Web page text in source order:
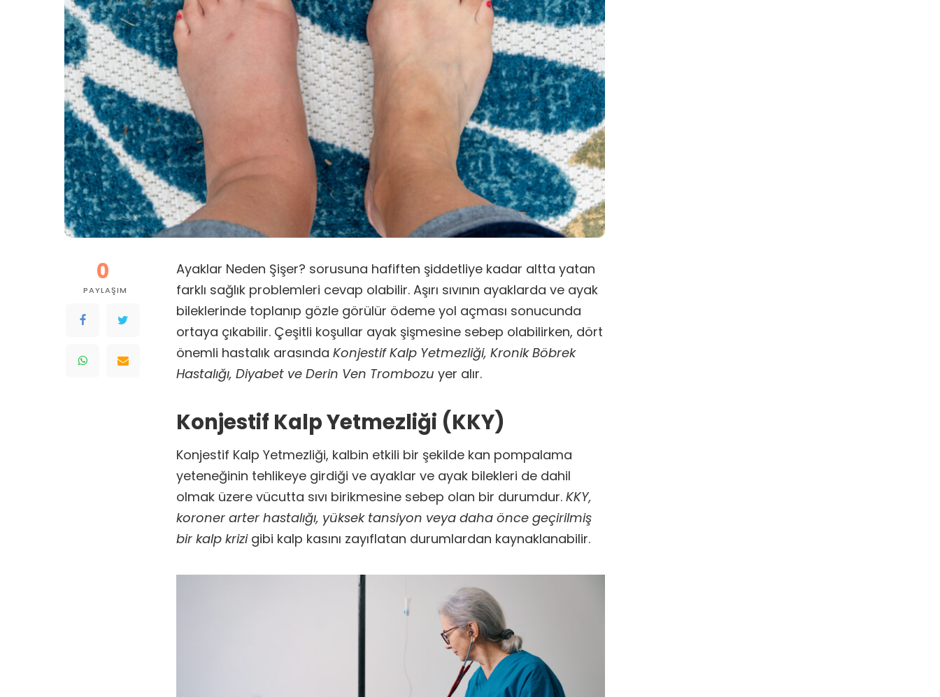
0
PAYLAŞIM
Ayaklar Neden Şişer? sorusuna hafiften şiddetliye kadar altta yatan
farklı sağlık problemleri cevap olabilir. Aşırı sıvının ayaklarda ve ayak
bileklerinde toplanıp gözle görülür ödeme yol açması sonucunda
ortaya çıkabilir. Çeşitli koşullar ayak şişmesine sebep olabilirken, dört
önemli hastalık arasında Konjestif Kalp Yetmezliği, Kronik Böbrek
Hastalığı, Diyabet ve Derin Ven Trombozu yer alır.
Konjestif Kalp Yetmezliği (KKY)
Konjestif Kalp Yetmezliği, kalbin etkili bir şekilde kan pompalama
yeteneğinin tehlikeye girdiği ve ayaklar ve ayak bilekleri de dahil
olmak üzere vücutta sıvı birikmesine sebep olan bir durumdur. KKY,
koroner arter hastalığı, yüksek tansiyon veya daha önce geçirilmiş
bir kalp krizi gibi kalp kasını zayıflatan durumlardan kaynaklanabilir.